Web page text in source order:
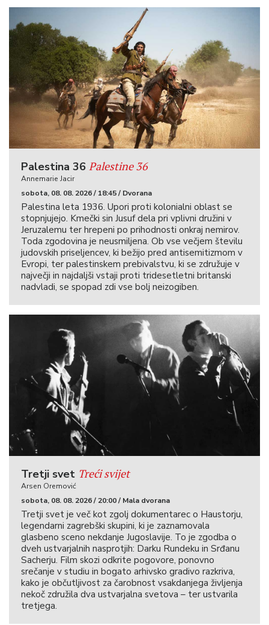
Palestina 36 Palestine 36
Annemarie Jacir
sobota, 08. 08. 2026 / 18:45 / Dvorana
Palestina leta 1936. Upori proti kolonialni oblast se
stopnjujejo. Kmečki sin Jusuf dela pri vplivni družini v
Jeruzalemu ter hrepeni po prihodnosti onkraj nemirov.
Toda zgodovina je neusmiljena. Ob vse večjem številu
judovskih priseljencev, ki bežijo pred antisemitizmom v
Evropi, ter palestinskem prebivalstvu, ki se združuje v
največji in najdaljši vstaji proti tridesetletni britanski
nadvladi, se spopad zdi vse bolj neizogiben.
Tretji svet Treći svijet
Arsen Oremović
sobota, 08. 08. 2026 / 20:00 / Mala dvorana
Tretji svet je več kot zgolj dokumentarec o Haustorju,
legendarni zagrebški skupini, ki je zaznamovala
glasbeno sceno nekdanje Jugoslavije. To je zgodba o
dveh ustvarjalnih nasprotjih: Darku Rundeku in Srđanu
Sacherju. Film skozi odkrite pogovore, ponovno
srečanje v studiu in bogato arhivsko gradivo razkriva,
kako je občutljivost za čarobnost vsakdanjega življenja
nekoč združila dva ustvarjalna svetova – ter ustvarila
tretjega.